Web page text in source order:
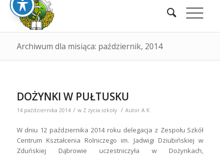
Archiwum dla misiąca: październik, 2014
DOŻYNKI W PUŁTUSKU
14 października 2014 / w Z życia szkoły / Autor A K
W dniu 12 października 2014 roku delegacja z Zespołu Szkół
Centrum Kształcenia Rolniczego im. Jadwigi Dziubińskiej w
Zduńskiej Dąbrowie uczestniczyła w Dożynkach,